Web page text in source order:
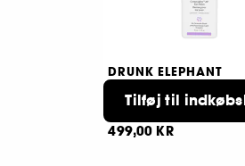
DRUNK ELEPHANT
499,00 KR
Tilføj til